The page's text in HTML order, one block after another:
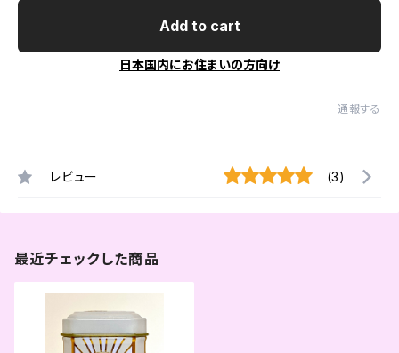
Add to cart
日本国内にお住まいの方向け
通報する
レビュー (3)
最近チェックした商品